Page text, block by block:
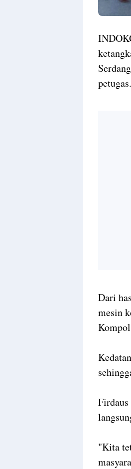
petugas.
Dari
mesin
"Kita